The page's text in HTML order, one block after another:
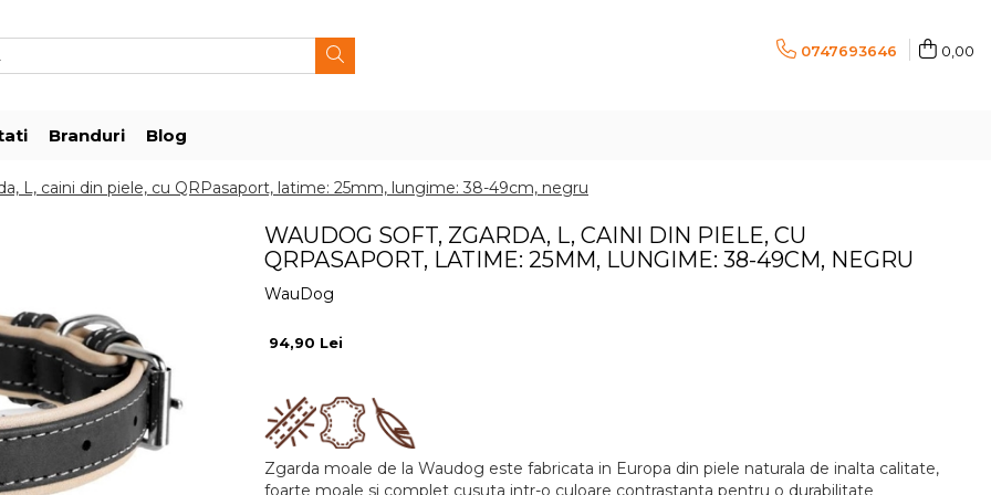
0747693646 0,00
Branduri Blog
L, caini din piele, cu QRPasaport, latime: 25mm, lungime: 38-49cm, negru
WAUDOG SOFT, ZGARDA, L, CAINI DIN PIELE, CU
QRPASAPORT, LATIME: 25MM, LUNGIME: 38-49CM, NEGRU
WauDog
94,90 Lei
Zgarda moale de la Waudog este fabricata in Europa din piele naturala de inalta calitate,
foarte moale si complet cusuta intr-o culoare contrastanta pentru o durabilitate